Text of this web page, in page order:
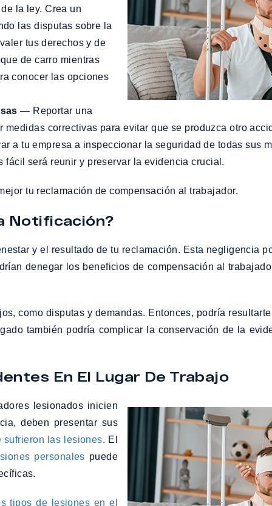
la ley. Crea un
las disputas sobre la
tus derechos y de
de carro mientras
conocer las opciones
— Reportar una
correctivas para evitar que se produzca otro
a tu empresa a inspeccionar la seguridad de todas sus
será reunir y preservar la evidencia crucial.
tu reclamación de compensación al trabajador.
Notificación?
y el resultado de tu reclamación. Esta negligencia
denegar los beneficios de compensación al
como disputas y demandas. Entonces, podría
también podría complicar la conservación de la
En El Lugar De Trabajo
lesionados inicien
deben presentar sus
sufrieron las lesiones. El
personales puede
tipos de lesiones en el